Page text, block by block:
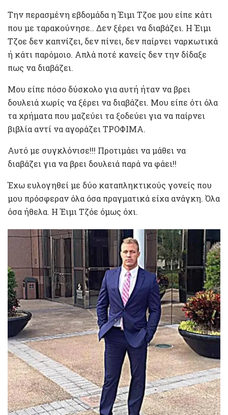
Την περασμένη εβδομάδα η Έιμι Τζοε μου είπε κάτι
που με ταρακούνησε.. Δεν ξέρει να διαβάζει. Η Έιμι
Τζοε δεν καπνίζει, δεν πίνει, δεν παίρνει ναρκωτικά
ή κάτι παρόμοιο. Απλά ποτέ κανείς δεν την δίδαξε
πως να διαβάζει.
Μου είπε πόσο δύσκολο για αυτή ήταν να βρει
δουλειά χωρίς να ξέρει να διαβάζει. Μου είπε ότι όλα
τα χρήματα που μαζεύει τα ξοδεύει για να παίρνει
βιβλία αντί να αγοράζει ΤΡΟΦΙΜΑ.
Αυτό με συγκλόνισε!!! Προτιμάει να μάθει να
διαβάζει για να βρει δουλειά παρά να φάει!!
Έχω ευλογηθεί με δύο καταπληκτικούς γονείς που
μου πρόσφεραν όλα όσα πραγματικά είχα ανάγκη. Όλα
όσα ήθελα. Η Έιμι Τζόε όμως όχι.